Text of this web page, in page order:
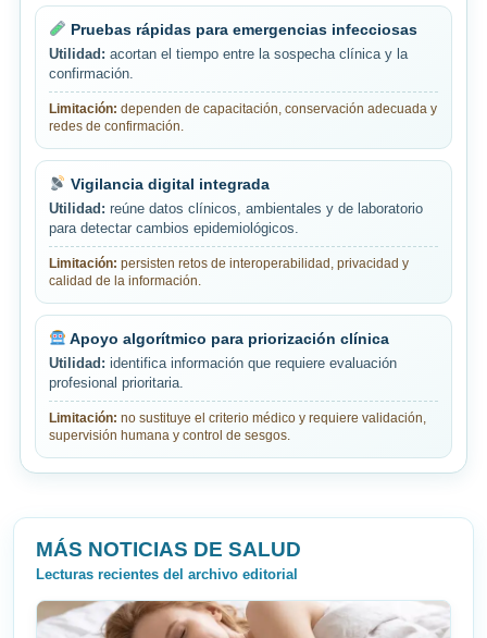
Pruebas rápidas para emergencias infecciosas
Utilidad: acortan el tiempo entre la sospecha clínica y la
confirmación.
Limitación: dependen de capacitación, conservación adecuada y
redes de confirmación.
Vigilancia digital integrada
Utilidad: reúne datos clínicos, ambientales y de laboratorio
para detectar cambios epidemiológicos.
Limitación: persisten retos de interoperabilidad, privacidad y
calidad de la información.
Apoyo algorítmico para priorización clínica
Utilidad: identifica información que requiere evaluación
profesional prioritaria.
Limitación: no sustituye el criterio médico y requiere validación,
supervisión humana y control de sesgos.
MÁS NOTICIAS DE SALUD
Lecturas recientes del archivo editorial